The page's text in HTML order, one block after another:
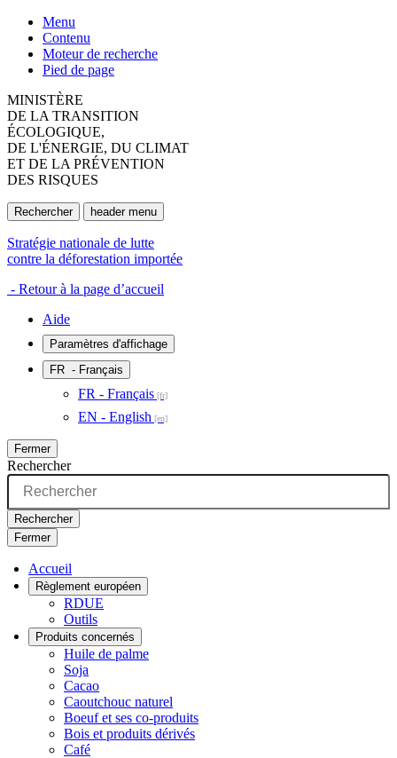
Menu
Contenu
Moteur de recherche
Pied de page
MINISTÈRE
DE LA TRANSITION
ÉCOLOGIQUE,
DE L'ÉNERGIE, DU CLIMAT
ET DE LA PRÉVENTION
DES RISQUES
Rechercher header menu
Stratégie nationale de lutte
contre la déforestation importée
- Retour à la page d’accueil
Aide
Paramètres d'affichage
FR - Français
FR - Français
EN - English
Fermer
Rechercher
Rechercher
Fermer
Accueil
Règlement européen
RDUE
Outils
Produits concernés
Huile de palme
Soja
Cacao
Caoutchouc naturel
Boeuf et ses co-produits
Bois et produits dérivés
Café